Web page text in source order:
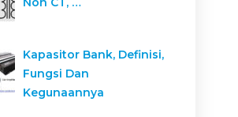
Kapasitor Bank, Definisi,
Fungsi Dan
Kegunaannya